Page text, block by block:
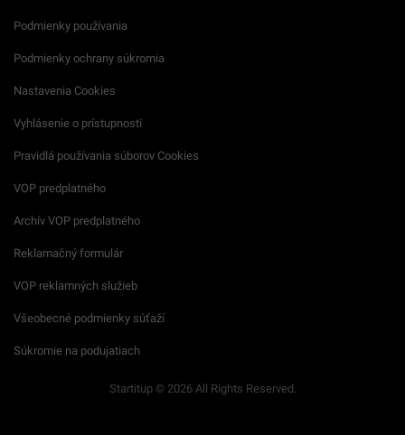
Podmienky používania
Podmienky ochrany súkromia
Nastavenia Cookies
Vyhlásenie o prístupnosti
Pravidlá používania súborov Cookies
VOP predplatného
Archív VOP predplatného
Reklamačný formulár
VOP reklamných služieb
Všeobecné podmienky súťaží
Súkromie na podujatiach
Startitup © 2026 All Rights Reserved.